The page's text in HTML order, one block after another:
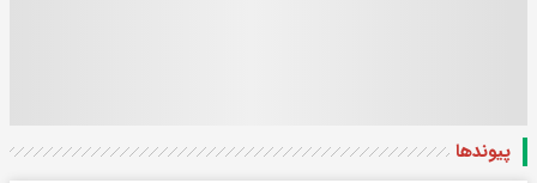
پیوندها